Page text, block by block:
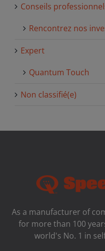
Conseils
Rencontrez nos
Expert
Quantum Touch
Non classifié(e)
As a manufacturer of
for more than 100
world's No. 1 in